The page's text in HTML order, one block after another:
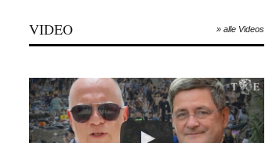
VIDEO » alle Videos